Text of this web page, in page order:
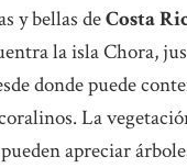
y bellas deCosta
la isla Chora,
donde puede
La
apreciar